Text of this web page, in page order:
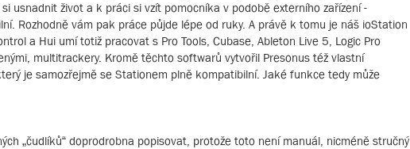
usnadnit život a k práci si vzít pomocníka v podobě externího zařízení -
Rozhodně vám pak práce půjde lépe od ruky. A právě k tomu je náš ioStation
a Hui umí totiž pracovat s Pro Tools, Cubase, Ableton Live 5, Logic Pro
multitrackery. Kromě těchto softwarů vytvořil Presonus též vlastní
je samozřejmě se Stationem plně kompatibilní. Jaké funkce tedy může
„čudlíků“ doprodrobna popisovat, protože toto není manuál, nicméně stručný